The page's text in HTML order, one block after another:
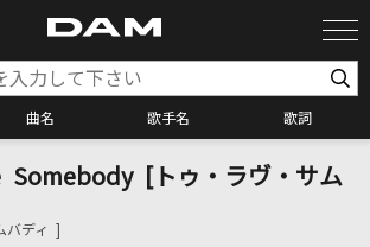
曲名 歌手名 歌詞
カラオケ検索
Somebody [トゥ・ラヴ・サム
バディ ]